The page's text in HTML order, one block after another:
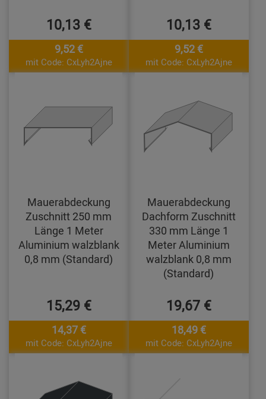
10,13 €
9,52 €
mit Code: CxLyh2Ajne
10,13 €
9,52 €
mit Code: CxLyh2Ajne
Mauerabdeckung
Zuschnitt 250 mm
Länge 1 Meter
Aluminium walzblank
0,8 mm (Standard)
15,29 €
14,37 €
mit Code: CxLyh2Ajne
Mauerabdeckung
Dachform Zuschnitt
330 mm Länge 1
Meter Aluminium
walzblank 0,8 mm
(Standard)
19,67 €
18,49 €
mit Code: CxLyh2Ajne